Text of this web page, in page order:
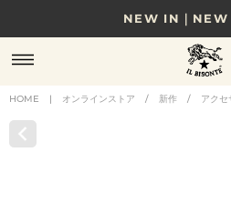
NEW IN｜
8/17(月)10時まで｜税込
贈る相手やシーンから選べる
HOME | オンラインストア / 新作 / アクセ